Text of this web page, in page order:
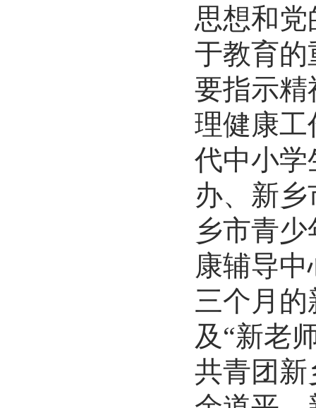
思想和
于教育
要指示
理健康
代中小
办、新
乡市青
康辅导
三个月
及“新老
共青团